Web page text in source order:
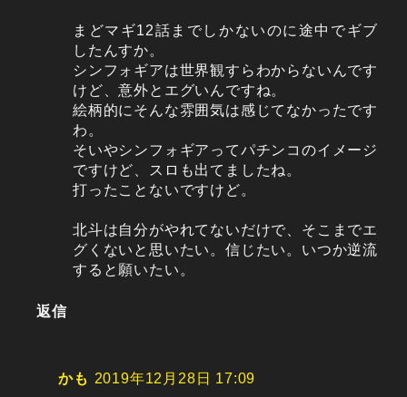
まどマギ12話までしかないのに途中でギブ
したんすか。
シンフォギアは世界観すらわからないんです
けど、意外とエグいんですね。
絵柄的にそんな雰囲気は感じてなかったです
わ。
そいやシンフォギアってパチンコのイメージ
ですけど、スロも出てましたね。
打ったことないですけど。
北斗は自分がやれてないだけで、そこまでエ
グくないと思いたい。信じたい。いつか逆流
すると願いたい。
返信
かも 2019年12月28日 17:09